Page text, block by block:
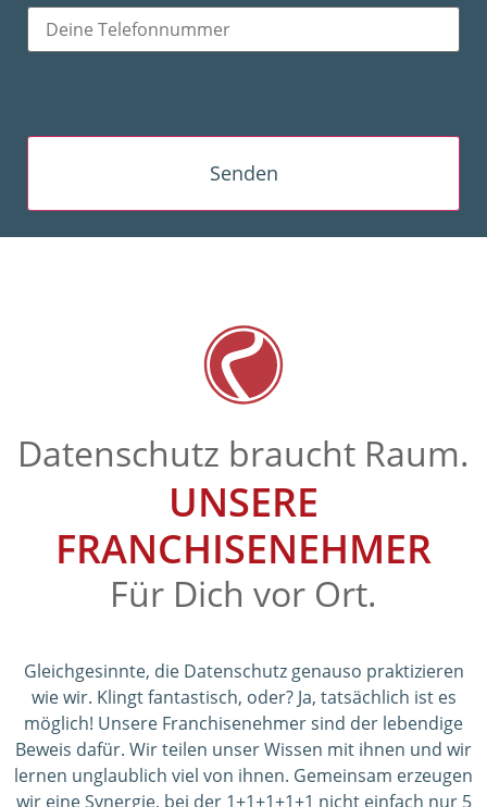
Bitte lasse dieses Feld leer.
Datenschutz braucht Raum.
UNSERE
FRANCHISENEHMER
Für Dich vor Ort.
Gleichgesinnte, die Datenschutz genauso praktizieren
wie wir. Klingt fantastisch, oder? Ja, tatsächlich ist es
möglich! Unsere Franchisenehmer sind der lebendige
Beweis dafür. Wir teilen unser Wissen mit ihnen und wir
lernen unglaublich viel von ihnen. Gemeinsam erzeugen
wir eine Synergie, bei der 1+1+1+1+1 nicht einfach nur 5